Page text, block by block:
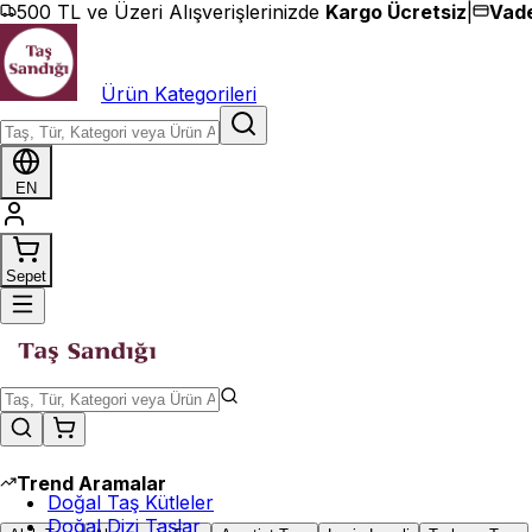
İçeriğe geç
500 TL ve Üzeri Alışverişlerinizde Kargo Ücretsiz
Ürün Kategorileri
EN
Sepet
Trend Aramalar
Doğal Taş Kütleler
Doğal Dizi Taşlar